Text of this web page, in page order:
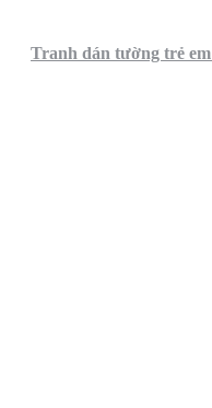
Tranh dán tường trẻ